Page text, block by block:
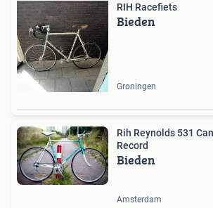
RIH Racefiets
Bieden
Groningen
Rih Reynolds 531
Record
Bieden
Amsterdam